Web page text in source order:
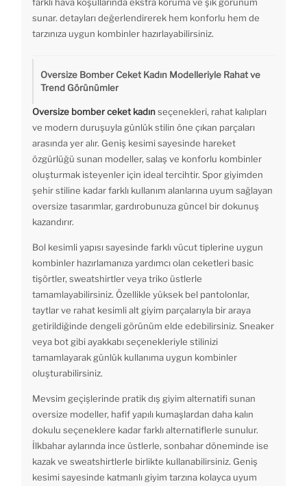
sunar. detayları değerlendirerek hem konforlu hem de
tarzınıza uygun kombinler hazırlayabilirsiniz.
Oversize Bomber Ceket Kadın Modelleriyle Rahat ve
Trend Görünümler
Oversize bomber ceket kadınseçenekleri, rahat kalıpları
ve modern duruşuyla günlük stilin öne çıkan parçaları
arasında yer alır. Geniş kesimi sayesinde hareket
özgürlüğü sunan modeller, salaş ve konforlu kombinler
oluşturmak isteyenler için ideal tercihtir. Spor giyimden
şehir stiline kadar farklı kullanım alanlarına uyum sağlayan
oversize tasarımlar, gardırobunuza güncel bir dokunuş
kazandırır.
Bol kesimli yapısı sayesinde farklı vücut tiplerine uygun
kombinler hazırlamanıza yardımcı olan ceketleri basic
tişörtler, sweatshirtler veya triko üstlerle
tamamlayabilirsiniz. Özellikle yüksek bel pantolonlar,
taytlar ve rahat kesimli alt giyim parçalarıyla bir araya
getirildiğinde dengeli görünüm elde edebilirsiniz. Sneaker
veya bot gibi ayakkabı seçenekleriyle stilinizi
tamamlayarak günlük kullanıma uygun kombinler
oluşturabilirsiniz.
Mevsim geçişlerinde pratik dış giyim alternatifi sunan
oversize modeller, hafif yapılı kumaşlardan daha kalın
dokulu seçeneklere kadar farklı alternatiflerle sunulur.
İlkbahar aylarında ince üstlerle, sonbahar döneminde ise
kazak ve sweatshirtlerle birlikte kullanabilirsiniz. Geniş
kesimi sayesinde katmanlı giyim tarzına kolayca uyum